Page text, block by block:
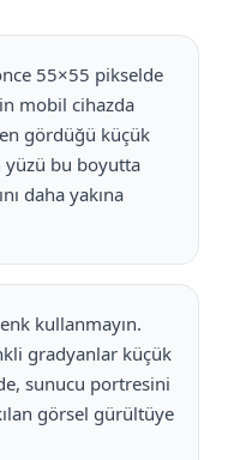
55×55 pikselde
mobil cihazda
gördüğü küçük
yüzü bu boyutta
daha yakına
kullanmayın.
gradyanlar küçük
sunucu portresini
görsel gürültüye